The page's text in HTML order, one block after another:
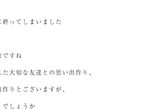
ってしまいました
ですね
大切な友達との思い出作り、
りとございますが、
しょうか